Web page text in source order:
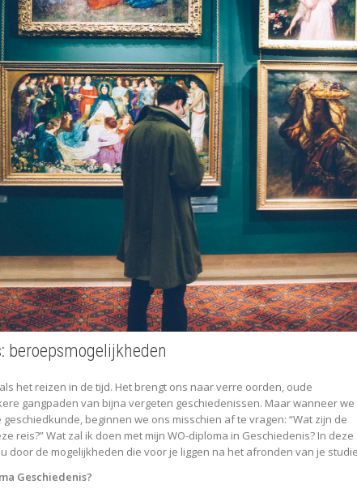
beroepsmogelijkheden
het reizen in de tijd. Het brengt ons naar verre oorden, oude
gangpaden van bijna vergeten geschiedenissen. Maar wanneer we
beginnen we ons misschien af te vragen: “Wat zijn de
reis?” Wat zal ik doen met mijn WO-diploma in Geschiedenis? In deze
door de mogelijkheden die voor je liggen na het afronden van je
Geschiedenis?